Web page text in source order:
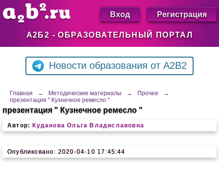
А2Б2 - ОБРАЗОВАТЕЛЬНЫЙ ПОРТАЛ
Вход Регистрация
Новости образования от A2B2
Главная → Методические материалы → Прочее
→
презентация " Кузнечное ремесло "
презентация " Кузнечное ремесло "
Автор: Куданова Ольга Владиславовна
Опубликовано: 2020-04-10 17:45:44